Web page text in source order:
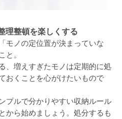
理整頓を楽しくする
モノの定位置が決まっていな
と。
、増えすぎたモノは定期的に処
おくことを心がけたいもので
プルで分かりやすい収納ルール
から始めましょう。処分するも